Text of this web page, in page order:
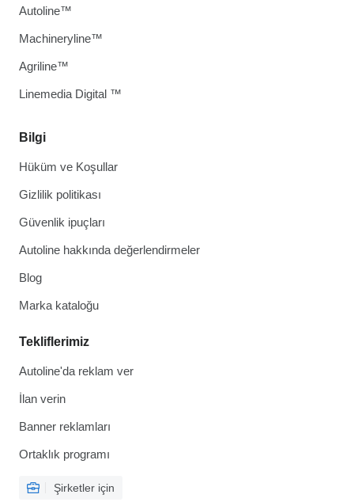
Bilgi
Hüküm ve Koşullar
Gizlilik politikası
Güvenlik ipuçları
Autoline hakkında değerlendirmeler
Blog
Marka kataloğu
Tekliflerimiz
Autoline'da reklam ver
İlan verin
Banner reklamları
Ortaklık programı
Şirketler için
Autoline™
Machineryline™
Agriline™
Linemedia Digital ™